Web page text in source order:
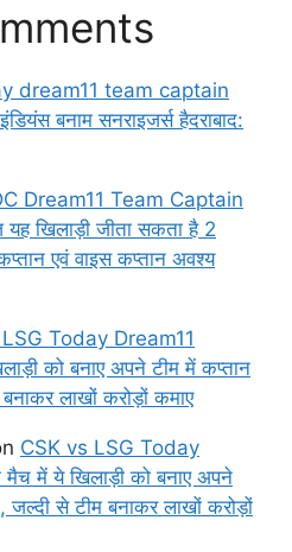
dream11 team captain
बनाम सनराइजर्स हैदराबाद:
Dream11 Team Captain
खिलाड़ी जीता सकता है 2
एवं वाइस कप्तान अवश्य
Today Dream11
को बनाए अपने टीम में कप्तान
लाखों करोड़ों कमाए
CSK vs LSG Today
में ये खिलाड़ी को बनाए अपने
जल्दी से टीम बनाकर लाखों करोड़ों